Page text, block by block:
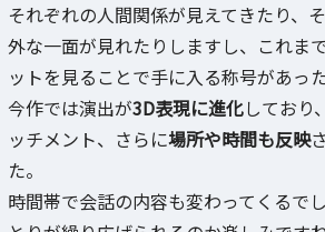
それぞれの人間関係が見えてきたり、
外な一面が見れたりしますし、これま
ットを見ることで手に入る称号があっ
今作では演出が3D表現に進化しており
ッチメント、さらに場所や時間も反映
た。
時間帯で会話の内容も変わってくるで